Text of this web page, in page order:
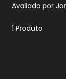
Avaliado por
1 Produto